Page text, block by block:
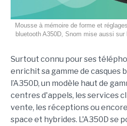
Mousse à mémoire de forme et
bluetooth A350D, Snom mise aussi sur
Surtout connu pour ses
enrichit sa gamme de casques
l’A350D, un modèle haut de
centres d'appels, les services
vente, les réceptions ou
space et hybrides. L'A350D se